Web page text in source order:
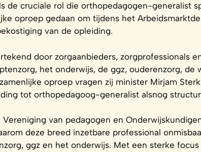
de cruciale rol die orthopedagogen-generalist
oproep gedaan om tijdens het
van de opleiding.
door zorgaanbieders, zorgprofessionals
het onderwijs, de ggz, ouderenzorg, de
oproep vragen zij minister Mirjam
tot orthopedagoog-generalist alsnog
van pedagogen en
deze breed inzetbare professional
ggz en het onderwijs. Met een sterke